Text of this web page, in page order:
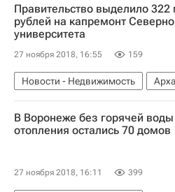
Правительство выделило 322
рублей на капремонт
университета
27 ноября 2018, 16:55 159
Новости - Недвижимость
Правительство РФ
Россия
В Воронеже без горячей воды
отопления остались 70 домов
27 ноября 2018, 16:11 399